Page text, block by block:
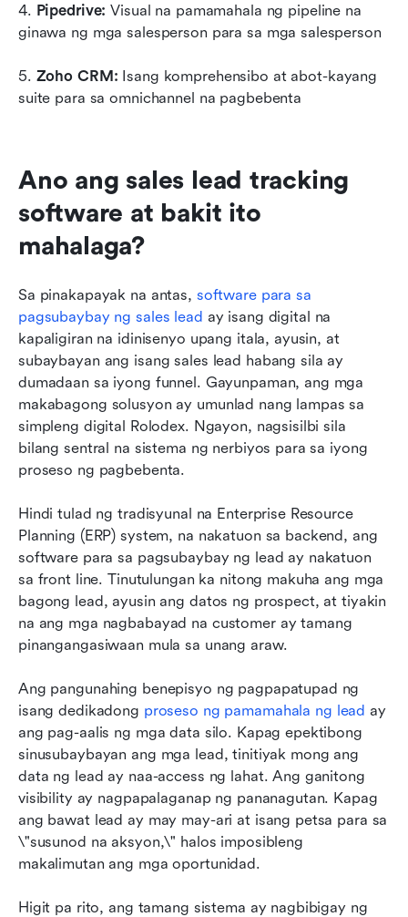
4. Pipedrive: Visual na pamamahala ng pipeline na
ginawa ng mga salesperson para sa mga salesperson
5. Zoho CRM: Isang komprehensibo at abot-kayang
suite para sa omnichannel na pagbebenta
Ano ang sales lead tracking
software at bakit ito
mahalaga?
Sa pinakapayak na antas, software para sa
pagsubaybay ng sales lead ay isang digital na
kapaligiran na idinisenyo upang itala, ayusin, at
subaybayan ang isang sales lead habang sila ay
dumadaan sa iyong funnel. Gayunpaman, ang mga
makabagong solusyon ay umunlad nang lampas sa
simpleng digital Rolodex. Ngayon, nagsisilbi sila
bilang sentral na sistema ng nerbiyos para sa iyong
proseso ng pagbebenta.
Hindi tulad ng tradisyunal na Enterprise Resource
Planning (ERP) system, na nakatuon sa backend, ang
software para sa pagsubaybay ng lead ay nakatuon
sa front line. Tinutulungan ka nitong makuha ang mga
bagong lead, ayusin ang datos ng prospect, at tiyakin
na ang mga nagbabayad na customer ay tamang
pinangangasiwaan mula sa unang araw.
Ang pangunahing benepisyo ng pagpapatupad ng
isang dedikadong proseso ng pamamahala ng lead ay
ang pag-aalis ng mga data silo. Kapag epektibong
sinusubaybayan ang mga lead, tinitiyak mong ang
data ng lead ay naa-access ng lahat. Ang ganitong
visibility ay nagpapalaganap ng pananagutan. Kapag
ang bawat lead ay may may-ari at isang petsa para sa
\"susunod na aksyon,\" halos imposibleng
makalimutan ang mga oportunidad.
Higit pa rito, ang tamang sistema ay nagbibigay ng